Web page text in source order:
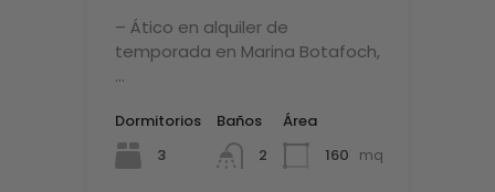
– Ático en alquiler de
temporada en Marina Botafoch,
…
Dormitorios
3
Baños
2
Área
160 mq